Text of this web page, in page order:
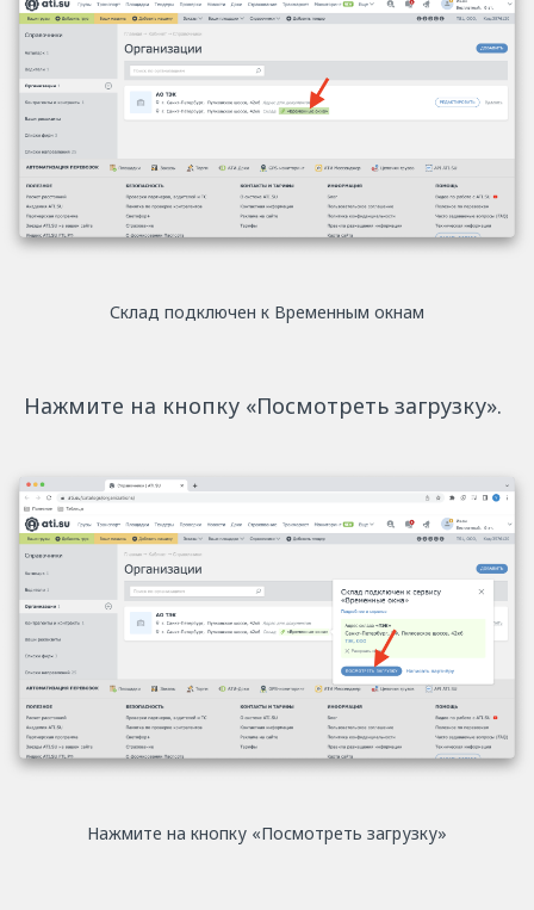
Склад подключен к Временным окнам
Нажмите на кнопку «Посмотреть загрузку».
Нажмите на кнопку «Посмотреть загрузку»